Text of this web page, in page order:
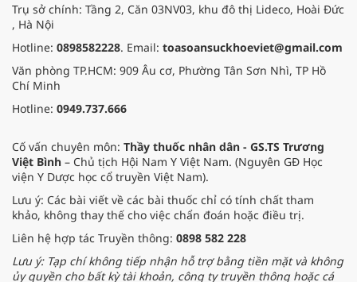
Trụ sở chính: Tầng 2, Căn 03NV03, khu đô thị Lideco, Hoài Đức
, Hà Nội
Hotline: 0898582228. Email: toasoansuckhoeviet@gmail.com
Văn phòng TP.HCM: 909 Âu cơ, Phường Tân Sơn Nhì, TP Hồ
Chí Minh
Hotline: 0949.737.666
Cố vấn chuyên môn: Thầy thuốc nhân dân - GS.TS Trương
Việt Bình – Chủ tịch Hội Nam Y Việt Nam. (Nguyên GĐ Học
viện Y Dược học cổ truyền Việt Nam).
Lưu ý: Các bài viết về các bài thuốc chỉ có tính chất tham
khảo, không thay thế cho việc chẩn đoán hoặc điều trị.
Liên hệ hợp tác Truyền thông: 0898 582 228
Lưu ý: Tạp chí không tiếp nhận hỗ trợ bằng tiền mặt và không
ủy quyền cho bất kỳ tài khoản, công ty truyền thông hoặc cá